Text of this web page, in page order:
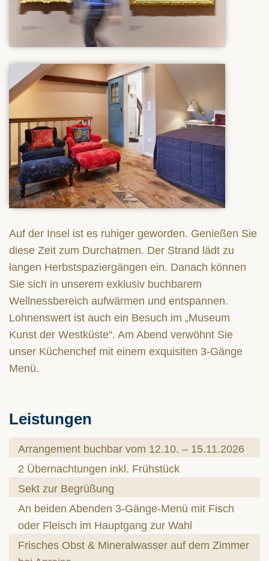
Auf der Insel ist es ruhiger geworden. Genießen Sie
diese Zeit zum Durchatmen. Der Strand lädt zu
langen Herbstspaziergängen ein. Danach können
Sie sich in unserem exklusiv buchbarem
Wellnessbereich aufwärmen und entspannen.
Lohnenswert ist auch ein Besuch im „Museum
Kunst der Westküste“. Am Abend verwöhnt Sie
unser Küchenchef mit einem exquisiten 3-Gänge
Menü.
Leistungen
Arrangement buchbar vom 12.10. – 15.11.2026
2 Übernachtungen inkl. Frühstück
Sekt zur Begrüßung
An beiden Abenden 3-Gänge-Menü mit Fisch
oder Fleisch im Hauptgang zur Wahl
Frisches Obst & Mineralwasser auf dem Zimmer